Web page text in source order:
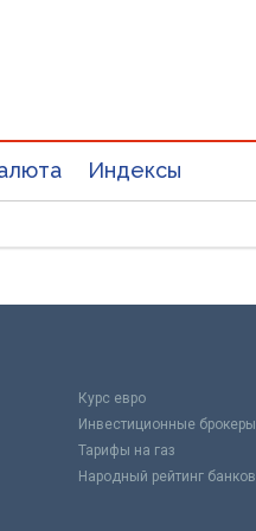
Индексы
Курс евро
Инвестиционные брокеры
Тарифы на газ
Народный рейтинг банков